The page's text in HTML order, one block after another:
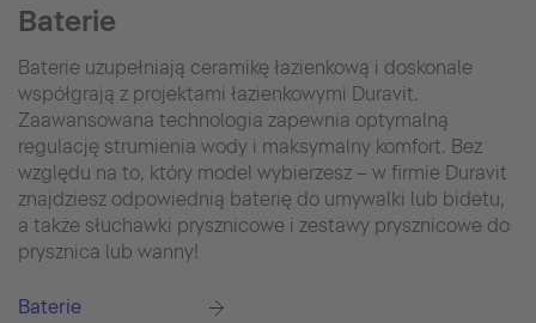
Baterie
Baterie uzupełniają ceramikę łazienkową i doskonale
współgrają z projektami łazienkowymi Duravit.
Zaawansowana technologia zapewnia optymalną
regulację strumienia wody i maksymalny komfort. Bez
względu na to, który model wybierzesz – w firmie Duravit
znajdziesz odpowiednią baterię do umywalki lub bidetu,
a także słuchawki prysznicowe i zestawy prysznicowe do
prysznica lub wanny!
Baterie